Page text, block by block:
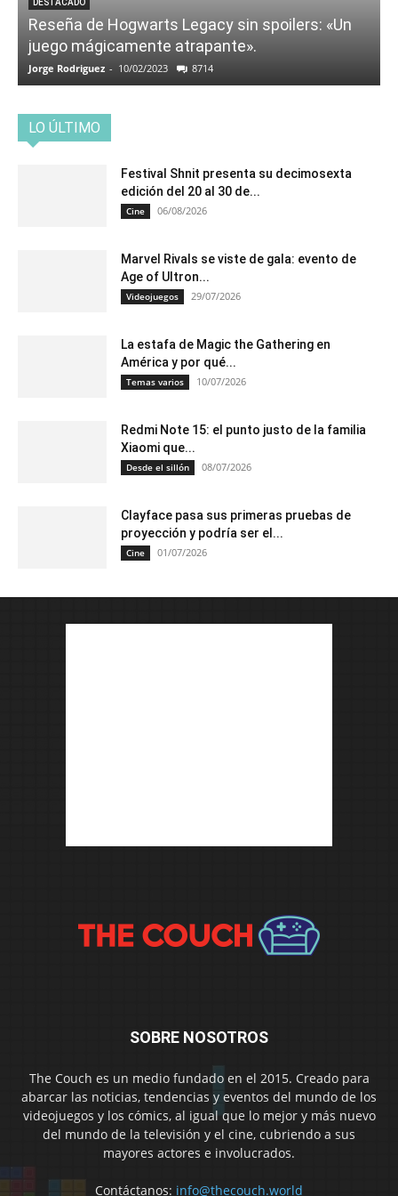
DESTACADO
Reseña de Hogwarts Legacy sin spoilers: «Un
juego mágicamente atrapante».
Jorge Rodriguez - 10/02/2023 8714
LO ÚLTIMO
Festival Shnit presenta su decimosexta
edición del 20 al 30 de...
Cine 06/08/2026
Marvel Rivals se viste de gala: evento de
Age of Ultron...
Videojuegos 29/07/2026
La estafa de Magic the Gathering en
América y por qué...
Temas varios 10/07/2026
Redmi Note 15: el punto justo de la familia
Xiaomi que...
Desde el sillón 08/07/2026
Clayface pasa sus primeras pruebas de
proyección y podría ser el...
Cine 01/07/2026
SOBRE NOSOTROS
The Couch es un medio fundado en el 2015. Creado para
abarcar las noticias, tendencias y eventos del mundo de los
videojuegos y los cómics, al igual que lo mejor y más nuevo
del mundo de la televisión y el cine, cubriendo a sus
mayores actores e involucrados.
Contáctanos: info@thecouch.world